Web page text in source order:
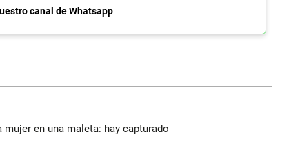
canal de Whatsapp
en una maleta: hay capturado